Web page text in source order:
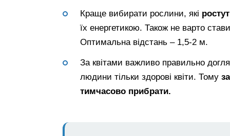
Краще вибирати рослини, які
їх енергетикою. Також не варто
Оптимальна відстань – 1,5-2 м.
За квітами важливо правильно
людини тільки здорові квіти. Тому
тимчасово прибрати.